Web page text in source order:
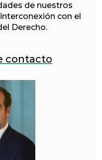
de nuestros
con el
Derecho.
contacto